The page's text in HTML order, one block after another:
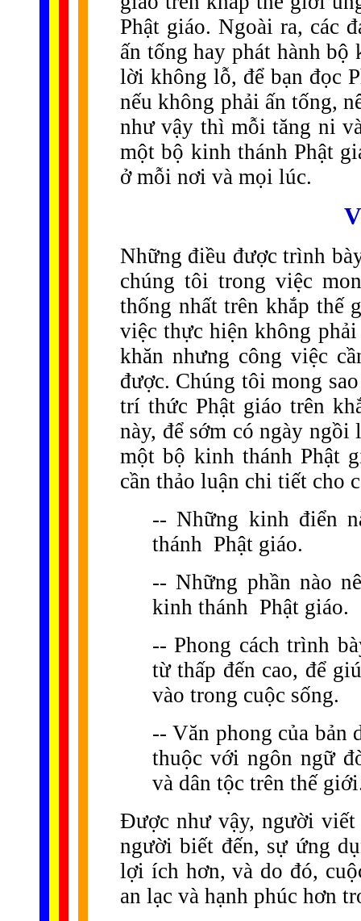
Phật giáo. Ngoài ra, các
ấn tống hay phát hành
lời không lỗ, để bạn đọc
nếu không phải ấn tống,
như vậy thì mỗi tăng ni
một bộ kinh thánh Phật
ở mỗi nơi và mọi lúc.
Những điều được trình
chúng tôi trong việc
thống nhất trên khắp thế
việc thực hiện không
khăn nhưng công việc
được. Chúng tôi mong
trí thức Phật giáo trên
này, để sớm có ngày
một bộ kinh thánh Phật
cần thảo luận chi tiết cho
-- Những kinh điển
thánh Phật giáo.
-- Những phần nào
kinh thánh Phật giáo.
-- Phong cách trình
từ thấp đến cao, để
vào trong cuộc sống.
-- Văn phong của bản
thuộc với ngôn ngữ
và dân tộc trên thế
Được như vậy, người viết
người biết đến, sự ứng
lợi ích hơn, và do đó,
an lạc và hạnh phúc hơn